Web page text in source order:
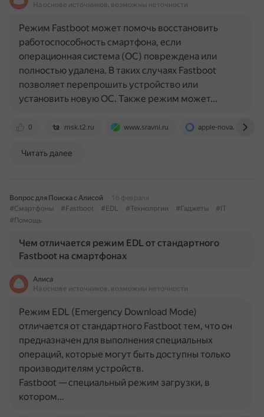
На основе источников, возможны неточности
0 msk.t2.ru www.sravni.ru apple-nova.ru
Режим Fastboot может помочь восстановить
работоспособность смартфона, если
операционная система (ОС) повреждена или
полностью удалена. В таких случаях Fastboot
позволяет перепрошить устройство или
установить новую ОС. Также режим может…
Читать далее
Вопрос для Поиска с Алисой
16 февраля
#Смартфоны
#Fastboot #EDL #Технологии #Гаджеты
#IT
#Помощь
Чем отличается режим EDL от стандартного
Fastboot на смартфонах
Алиса
На основе источников, возможны неточности
Режим EDL (Emergency Download Mode)
отличается от стандартного Fastboot тем, что он
предназначен для выполнения специальных
операций, которые могут быть доступны только
производителям устройств.
Fastboot — специальный режим загрузки, в
котором…